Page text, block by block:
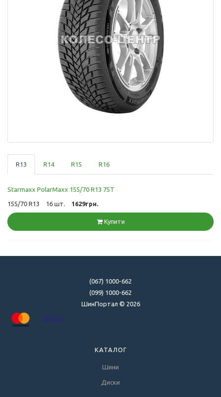
R13 R14 R15 R16
Starmaxx PolarMaxx 155/70 R13 75T
155/70 R13 16 шт. 1629грн.
Купити
(067) 1000-662
(099) 1000-662
ШинПортал © 2026
КАТАЛОГ
Шини
Диски